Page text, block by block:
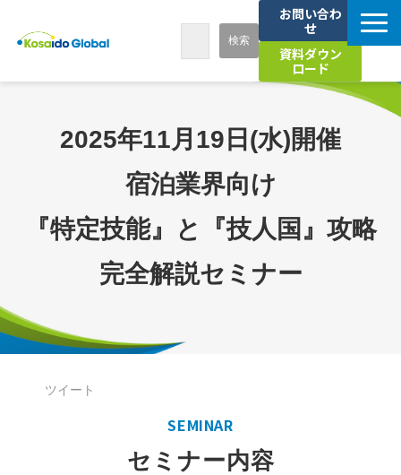
お問い合わ
せ
資料ダウン
ロード
セミナー
2025年11月19日(水)開催
宿泊業界向け
『特定技能』と『技人国』攻略
完全解説セミナー
ツイート
SEMINAR
セミナー内容